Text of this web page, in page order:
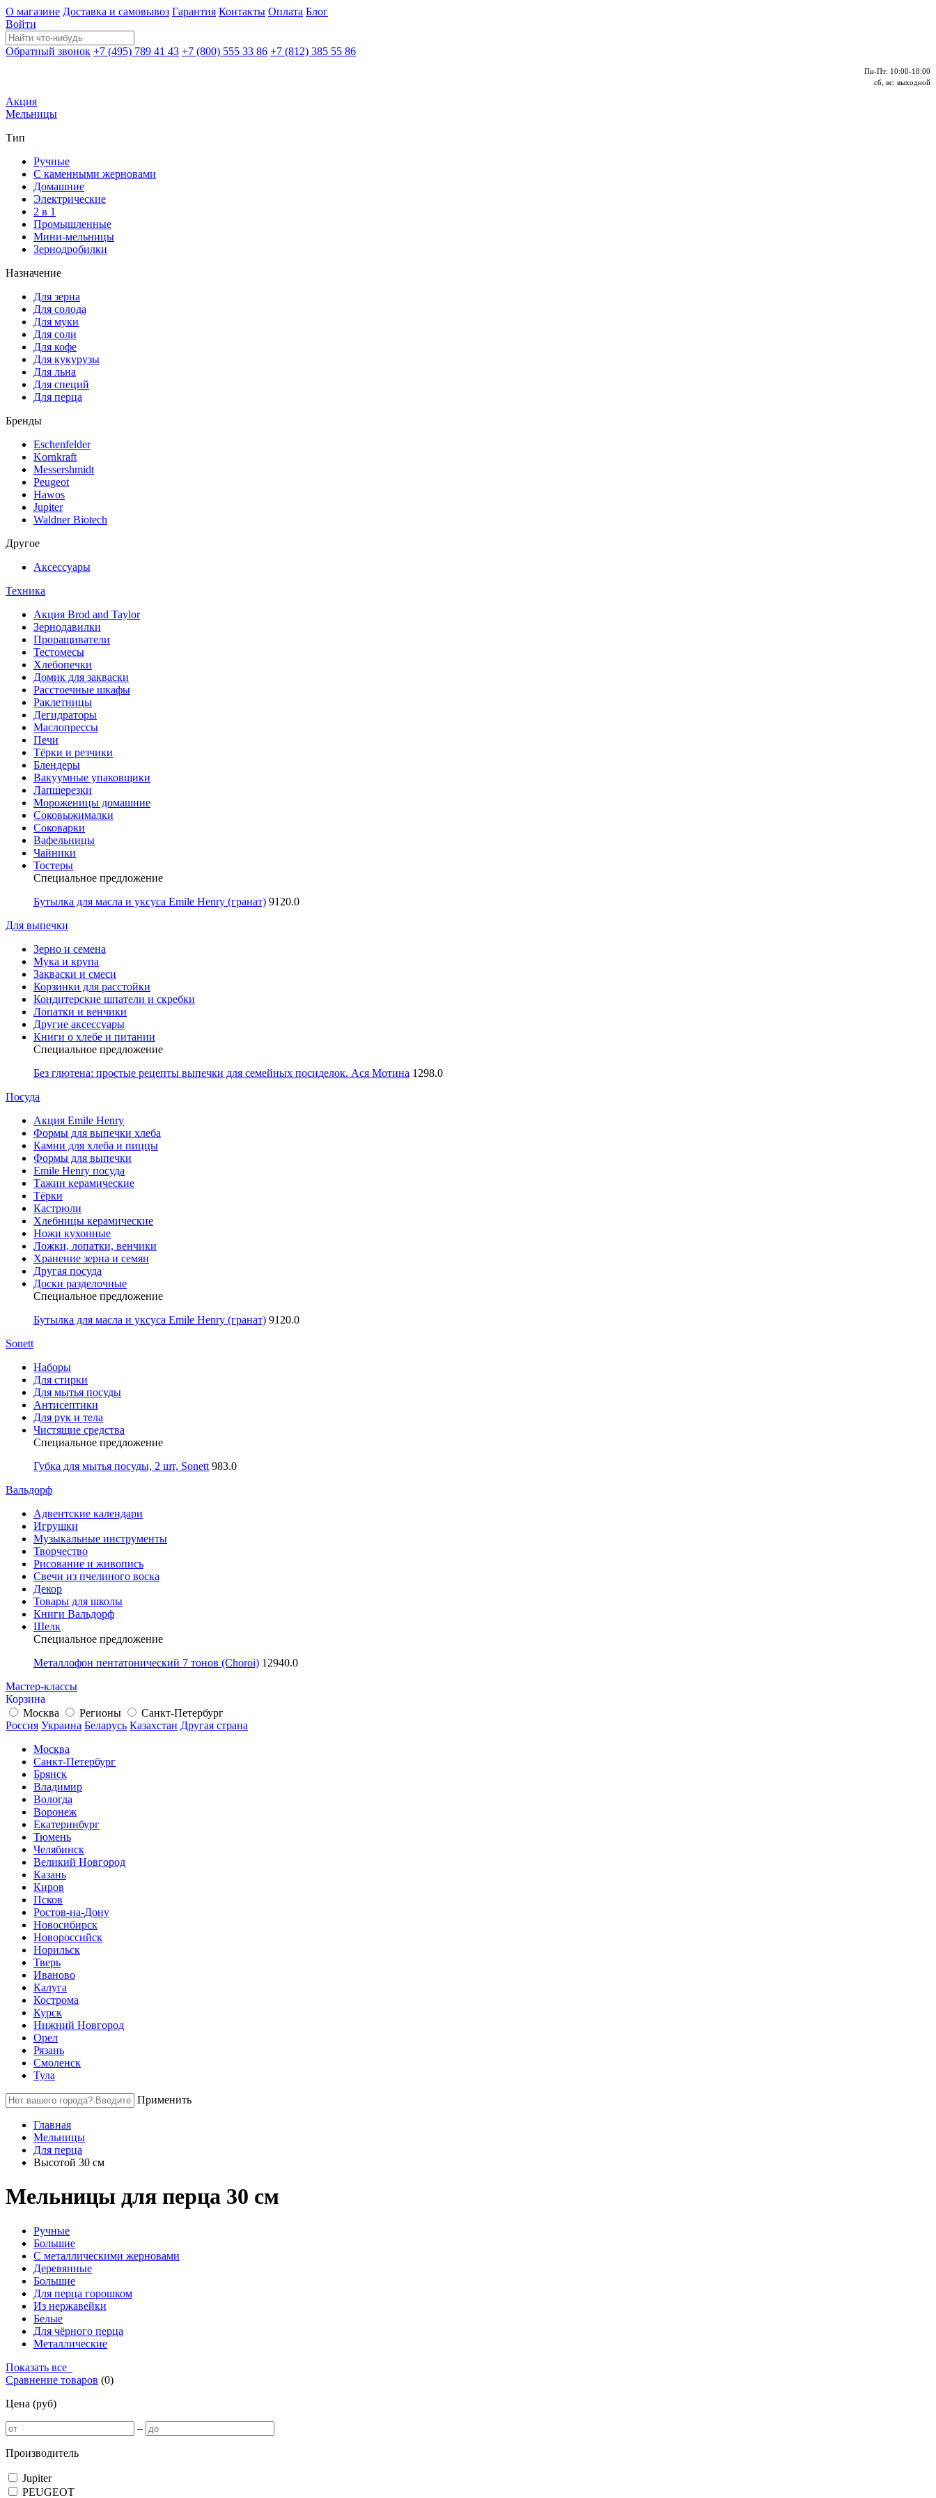
О магазине Доставка и самовывоз Гарантия Контакты Оплата Блог
Войти
Обратный звонок +7 (495) 789 41 43 +7 (800) 555 33 86 +7 (812) 385 55 86
Пн-Пт: 10:00-18:00
сб, вс: выходной
Акция
Мельницы
Тип
Ручные
С каменными жерновами
Домашние
Электрические
2 в 1
Промышленные
Мини-мельницы
Зернодробилки
Назначение
Для зерна
Для солода
Для муки
Для соли
Для кофе
Для кукурузы
Для льна
Для специй
Для перца
Бренды
Eschenfelder
Kornkraft
Messershmidt
Peugeot
Hawos
Jupiter
Waldner Biotech
Другое
Аксессуары
Техника
Акция Brod and Taylor
Зернодавилки
Проращиватели
Тестомесы
Хлебопечки
Домик для закваски
Расстоечные шкафы
Раклетницы
Дегидраторы
Маслопрессы
Печи
Тёрки и резчики
Блендеры
Вакуумные упаковщики
Лапшерезки
Мороженицы домашние
Соковыжималки
Соковарки
Вафельницы
Чайники
Тостеры
Специальное предложение
Бутылка для масла и уксуса Emile Henry (гранат) 9120.0
Для выпечки
Зерно и семена
Мука и крупа
Закваски и смеси
Корзинки для расстойки
Кондитерские шпатели и скребки
Лопатки и венчики
Другие аксессуары
Книги о хлебе и питании
Специальное предложение
Без глютена: простые рецепты выпечки для семейных посиделок. Ася Мотина 1298.0
Посуда
Акция Emile Henry
Формы для выпечки хлеба
Камни для хлеба и пиццы
Формы для выпечки
Emile Henry посуда
Тажин керамические
Тёрки
Кастрюли
Хлебницы керамические
Ножи кухонные
Ложки, лопатки, венчики
Хранение зерна и семян
Другая посуда
Доски разделочные
Специальное предложение
Бутылка для масла и уксуса Emile Henry (гранат) 9120.0
Sonett
Наборы
Для стирки
Для мытья посуды
Антисептики
Для рук и тела
Чистящие средства
Специальное предложение
Губка для мытья посуды, 2 шт, Sonett 983.0
Вальдорф
Адвентские календари
Игрушки
Музыкальные инструменты
Творчество
Рисование и живопись
Свечи из пчелиного воска
Декор
Товары для школы
Книги Вальдорф
Шелк
Специальное предложение
Металлофон пентатонический 7 тонов (Choroi) 12940.0
Мастер-классы
Корзина
Москва
Регионы
Санкт-Петербург
Россия Украина Беларусь Казахстан Другая страна
Москва
Санкт-Петербург
Брянск
Владимир
Вологда
Воронеж
Екатеринбург
Тюмень
Челябинск
Великий Новгород
Казань
Киров
Псков
Ростов-на-Дону
Новосибирск
Новороссийск
Норильск
Тверь
Иваново
Калуга
Кострома
Курск
Нижний Новгород
Орел
Рязань
Смоленск
Тула
Применить
Главная
Мельницы
Для перца
Высотой 30 см
Мельницы для перца 30 см
Ручные
Большие
С металлическими жерновами
Деревянные
Большие
Для перца горошком
Из нержавейки
Белые
Для чёрного перца
Металлические
Показать все
Сравнение товаров (0)
Цена (руб)
–
Производитель
Jupiter
PEUGEOT